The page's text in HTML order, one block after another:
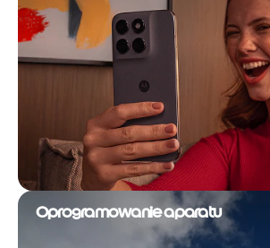
Oprogramowanie aparatu